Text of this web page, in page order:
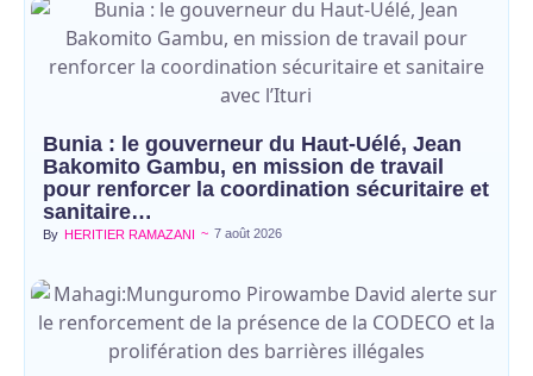
Bunia : le gouverneur du Haut-Uélé, Jean
Bakomito Gambu, en mission de travail
pour renforcer la coordination sécuritaire et
sanitaire…
By HERITIER RAMAZANI ~ 7 août 2026